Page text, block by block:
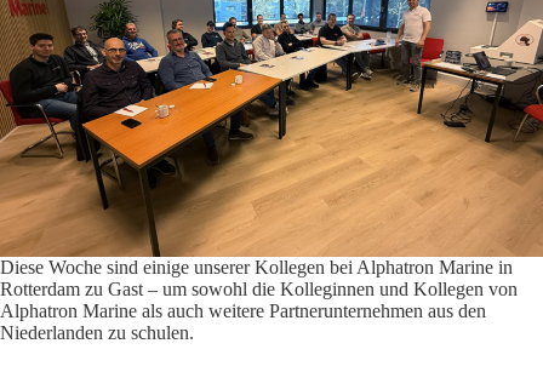
Diese Woche sind einige unserer Kollegen bei Alphatron Marine in
Rotterdam zu Gast – um sowohl die Kolleginnen und Kollegen von
Alphatron Marine als auch weitere Partnerunternehmen aus den
Niederlanden zu schulen.